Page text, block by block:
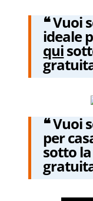
❝ Vuoi
ideale
qui
❝ Vuoi
per
sotto